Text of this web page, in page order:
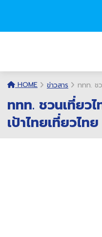
HOME ข่าวสาร ททท. ช
ททท. ชวนเที่ยว
เป้าไทยเที่ยวไ